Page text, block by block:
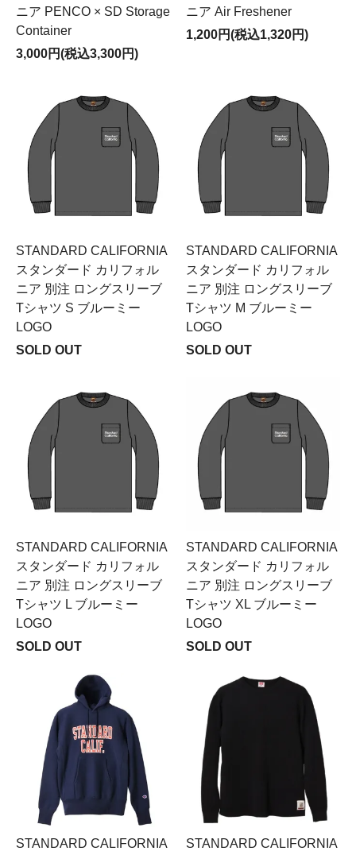
ニア PENCO × SD Storage
Container
3,000円(税込3,300円)
ニア Air Freshener
1,200円(税込1,320円)
STANDARD CALIFORNIA
スタンダード カリフォル
ニア 別注 ロングスリーブ
Tシャツ S ブルーミー
LOGO
SOLD OUT
STANDARD CALIFORNIA
スタンダード カリフォル
ニア 別注 ロングスリーブ
Tシャツ M ブルーミー
LOGO
SOLD OUT
STANDARD CALIFORNIA
スタンダード カリフォル
ニア 別注 ロングスリーブ
Tシャツ L ブルーミー
LOGO
SOLD OUT
STANDARD CALIFORNIA
スタンダード カリフォル
ニア 別注 ロングスリーブ
Tシャツ XL ブルーミー
LOGO
SOLD OUT
STANDARD CALIFORNIA
STANDARD CALIFORNIA